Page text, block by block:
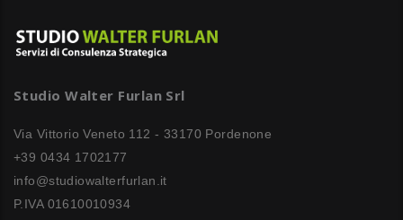
Studio Walter Furlan Srl
Via Vittorio Veneto 112 - 33170 Pordenone
+39 0434 1702177
info@studiowalterfurlan.it
P.IVA 01610010934